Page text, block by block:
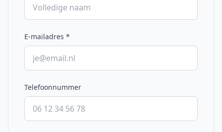
E-mailadres *
Telefoonnummer